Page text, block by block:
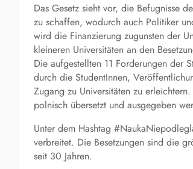
Das Gesetz sieht vor, die Befugnisse
zu schaffen, wodurch auch Politiker
wird die Finanzierung zugunsten der
kleineren Universitäten an den
Die aufgestellten 11 Forderungen der
durch die StudentInnen,
Zugang zu Universitäten zu
polnisch übersetzt und ausgegeben
Unter dem Hashtag
verbreitet. Die Besetzungen sind die
seit 30 Jahren.